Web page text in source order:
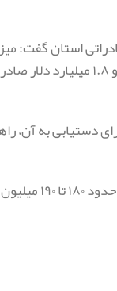
استان گفت:
کرمان در حال حاضر حدود سه میلیارد دلار است که شامل حدود ۱.۲ تا ۱.۵ میلیارد دلار صادرات گمرکی و
پیگیری است و برای دستیابی
حسینی‌نژاد با اعلام اینکه بیشترین صادرات از طریق گمرک بم